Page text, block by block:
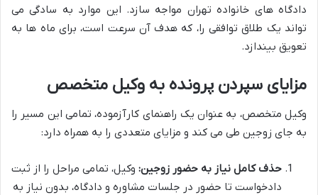
دادگاه های خانواده تهران مواجه سازد. این موارد به سادگی می
تواند یک طلاق توافقی را، که هدف آن سرعت است، برای ماه ها به
تعویق بیندازد.
مزایای سپردن پرونده به وکیل متخصص
وکیل متخصص، به عنوان یک راهنمای کارآزموده، تمامی این مسیر را
به جای زوجین طی می کند و مزایای متعددی را به همراه دارد:
حذف کامل نیاز به حضور زوجین: وکیل، تمامی مراحل را از ثبت
دادخواست تا حضور در جلسات مشاوره و دادگاه، بدون نیاز به